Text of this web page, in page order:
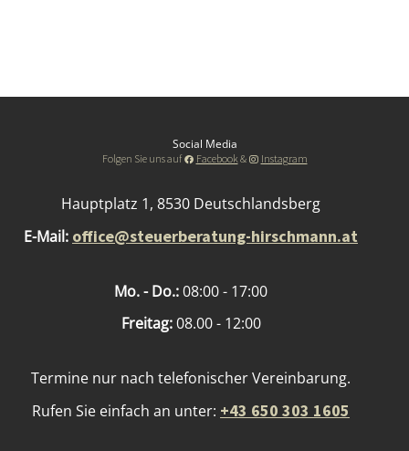
Social Media
Folgen Sie uns auf Facebook& Instagram
Hauptplatz 1, 8530 Deutschlandsberg
E-Mail: office@steuerberatung-hirschmann.at
Mo. - Do.:08:00 - 17:00
Freitag:08.00 - 12:00
Termine nur nach telefonischer Vereinbarung.
Rufen Sie einfach an unter: +43 650 303 1605